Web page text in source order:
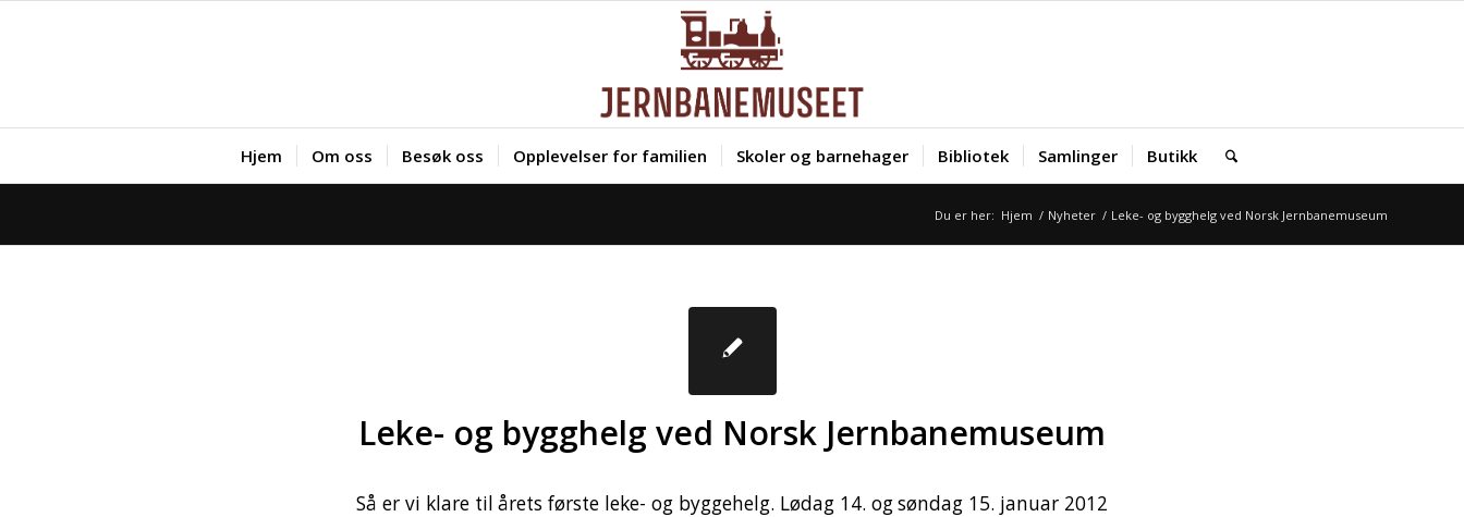
Hjem Om oss Besøk oss Opplevelser for familien Skoler og barnehager Bibliotek Samlinger Butikk
Du er her: Hjem / Nyheter / Leke- og bygghelg ved Norsk Jernbanemuseum
Leke- og bygghelg ved Norsk Jernbanemuseum
Så er vi klare til årets første leke- og byggehelg. Lødag 14. og søndag 15. januar 2012